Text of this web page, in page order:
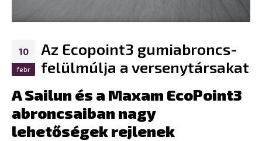
10
febr
Az Ecopoint3 gumiabroncs-
felülmúlja a versenytársakat
A Sailun és a Maxam EcoPoint3
abroncsaiban nagy
lehetőségek rejlenek